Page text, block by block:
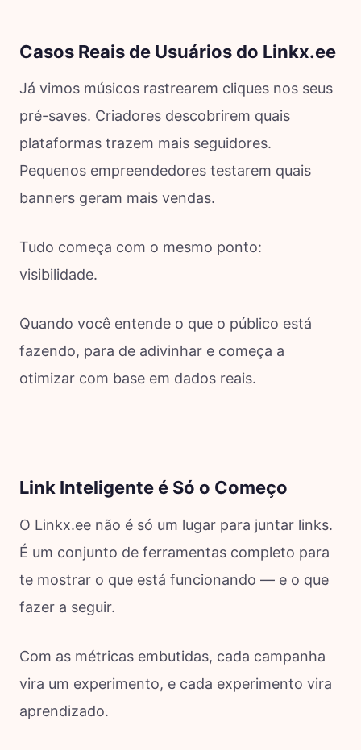
Casos Reais de Usuários do Linkx.ee
Já vimos músicos rastrearem cliques nos seus
pré-saves. Criadores descobrirem quais
plataformas trazem mais seguidores.
Pequenos empreendedores testarem quais
banners geram mais vendas.
Tudo começa com o mesmo ponto:
visibilidade.
Quando você entende o que o público está
fazendo, para de adivinhar e começa a
otimizar com base em dados reais.
Link Inteligente é Só o Começo
O Linkx.ee não é só um lugar para juntar links.
É um conjunto de ferramentas completo para
te mostrar o que está funcionando — e o que
fazer a seguir.
Com as métricas embutidas, cada campanha
vira um experimento, e cada experimento vira
aprendizado.